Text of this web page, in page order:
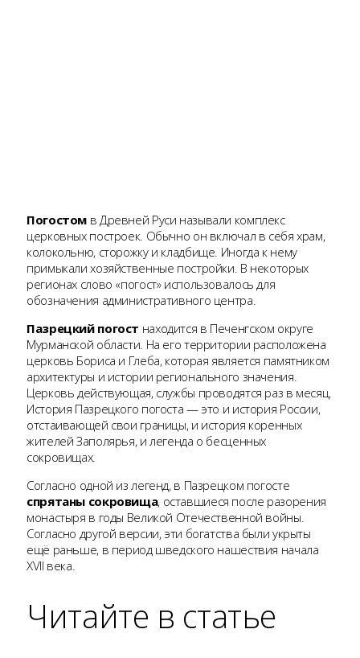
Погостом в Древней Руси называли комплекс
церковных построек. Обычно он включал в себя храм,
колокольню, сторожку и кладбище. Иногда к нему
примыкали хозяйственные постройки. В некоторых
регионах слово «погост» использовалось для
обозначения административного центра.
Пазрецкий погост находится в Печенгском округе
Мурманской области. На его территории расположена
церковь Бориса и Глеба, которая является памятником
архитектуры и истории регионального значения.
Церковь действующая, службы проводятся раз в месяц.
История Пазрецкого погоста — это и история России,
отстаивающей свои границы, и история коренных
жителей Заполярья, и легенда о бесценных
сокровищах.
Согласно одной из легенд, в Пазрецком погосте
спрятаны сокровища, оставшиеся после разорения
монастыря в годы Великой Отечественной войны.
Согласно другой версии, эти богатства были укрыты
ещё раньше, в период шведского нашествия начала
XVII века.
Читайте в статье